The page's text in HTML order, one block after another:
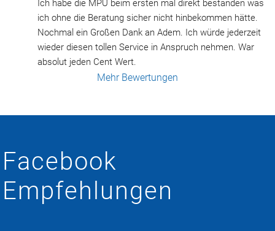
Ich habe die MPU beim ersten mal direkt bestanden was
ich ohne die Beratung sicher nicht hinbekommen hätte.
Nochmal ein Großen Dank an Adem. Ich würde jederzeit
wieder diesen tollen Service in Anspruch nehmen. War
absolut jeden Cent Wert.
Mehr Bewertungen
Facebook
Empfehlungen